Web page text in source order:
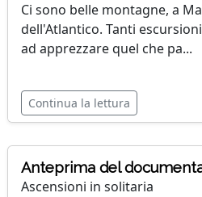
Ci sono belle montagne, a
dell'Atlantico. Tanti
ad apprezzare quel che pa...
Continua la lettura
Anteprima del
Ascensioni in solitaria